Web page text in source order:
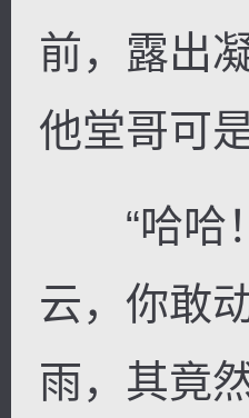
前，露出
他堂哥可
“哈哈！
云，你敢
雨，其竟